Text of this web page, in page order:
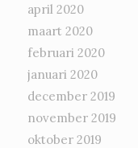
april 2020
maart 2020
februari 2020
januari 2020
december 2019
november 2019
oktober 2019